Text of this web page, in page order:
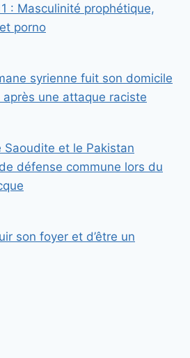
: Masculinité prophétique,
porno
syrienne fuit son domicile
une attaque raciste
Saoudite et le Pakistan
défense commune lors du
son foyer et d’être un